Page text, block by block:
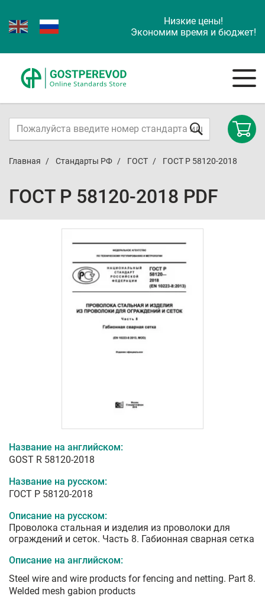
Низкие цены!
Экономим время и бюджет!
Главная Стандарты РФ ГОСТ ГОСТ Р 58120-2018
ГОСТ Р 58120-2018 PDF
Название на английском:
GOST R 58120-2018
Название на русском:
ГОСТ Р 58120-2018
Описание на русском:
Проволока стальная и изделия из проволоки для
ограждений и сеток. Часть 8. Габионная сварная сетка
Описание на английском:
Steel wire and wire products for fencing and netting. Part 8.
Welded mesh gabion products